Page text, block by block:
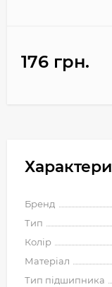
176 грн.
Бренд
Тип
Колір
Матеріал
Тип підшипника